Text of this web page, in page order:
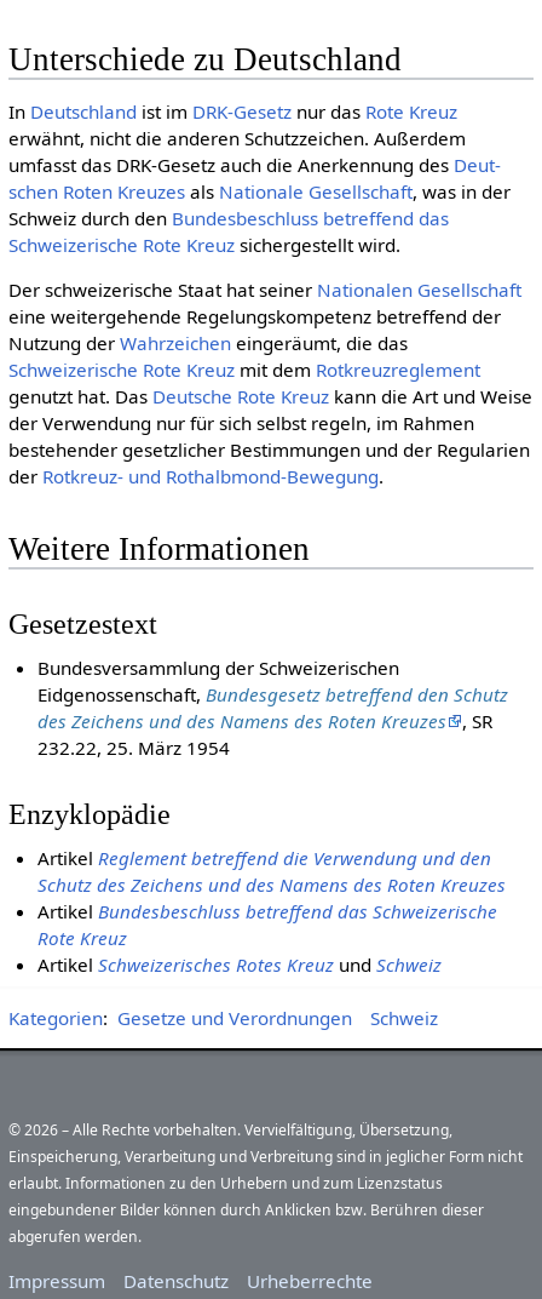
Unterschiede zu Deutschland
In Deutschland ist im DRK-Gesetznur das Rote Kreuz
erwähnt, nicht die anderen Schutzzeichen. Außerdem
umfasst das DRK-Gesetz auch die Anerkennung des Deut­
schen Roten Kreu­zesals Nationale Gesellschaft, was in der
Schweiz durch den Bundesbeschluss betreffend das
Schweizerische Rote Kreuzsichergestellt wird.
Der schweizerische Staat hat seiner Natio­nalen Gesell­schaft
eine weitergehende Regelungskompetenz betreffend der
Nutzung der Wahrzeicheneingeräumt, die das
Schweizerische Rote Kreuzmit dem Rotkreuzreglement
genutzt hat. Das Deut­sche Rote Kreuzkann die Art und Weise
der Verwendung nur für sich selbst regeln, im Rahmen
bestehender gesetzlicher Bestimmungen und der Regularien
der Rotkreuz- und Rothalbmond-Bewegung.
Weitere Informationen
Gesetzestext
Bundesversammlung der Schweizerischen
Eidgenossenschaft, Bundesgesetz betreffend den Schutz
des Zeichens und des Namens des Roten Kreuzes
, SR
232.22, 25. März 1954
Enzyklopädie
ArtikelReglement betreffend die Verwendung und den
Schutz des Zeichens und des Namens des Roten Kreuzes
ArtikelBundesbeschluss betreffend das Schweizerische
Rote Kreuz
ArtikelSchweizerisches Rotes Kreuz undSchweiz
Kategorien: Gesetze und Verordnungen Schweiz
© 2026 – Alle Rechte vorbehalten. Vervielfältigung, Übersetzung,
Einspeicherung, Verarbeitung und Verbreitung sind in jeglicher Form nicht
erlaubt. Informationen zu den Urhebern und zum Lizenzstatus
eingebundener Bilder können durch Anklicken bzw. Berühren dieser
abgerufen werden.
Impressum Datenschutz Urheberrechte